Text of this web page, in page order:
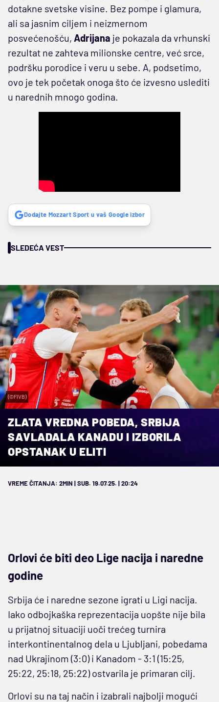
dotakne svetske visine. Bez pompe i glamura,
ali sa jasnim ciljem i neizmernom
posvećenošću, Adrijana je pokazala da vrhunski
rezultat ne zahteva milionske centre, već srce,
podršku porodice i veru u sebe. A, podsetimo,
ovo je tek početak onoga što će izvesno uslediti
u narednih mnogo godina.
Dodajte Mozzart Sport u vaš Google izbor
SLEDEĆA VEST
(©FIVB)
ZLATA VREDNA POBEDA, SRBIJA
SAVLADALA KANADU I IZBORILA
OPSTANAK U ELITI
VREME ČITANJA: 2MIN | SUB. 19.07.25. | 20:24
Orlovi će biti deo Lige nacija i naredne
godine
Srbija će i naredne sezone igrati u Ligi nacija.
Iako odbojkaška reprezentacija uopšte nije bila
u prijatnoj situaciji uoči trećeg turnira
interkontinentalnog dela u Ljubljani, pobedama
nad Ukrajinom (3:0) i Kanadom - 3:1 (15:25,
25:22, 25:18, 25:22) ostvarila je primaran cilj.
Orlovi su na taj način i izabrali najbolji mogući